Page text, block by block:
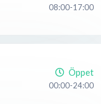
08:00-17:00
Öppet
00:00-24:00